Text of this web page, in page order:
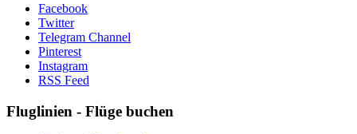
Facebook
Twitter
Telegram Channel
Pinterest
Instagram
RSS Feed
Fluglinien - Flüge buchen